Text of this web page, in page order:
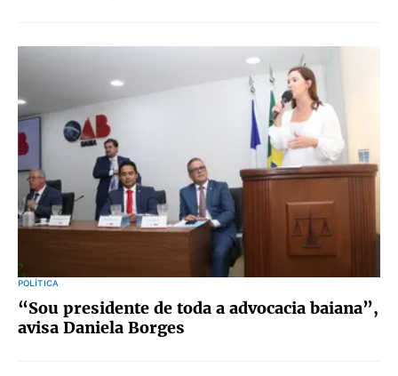
POLÍTICA
“Sou presidente de toda a advocacia baiana”,
avisa Daniela Borges